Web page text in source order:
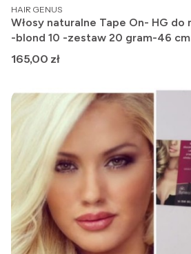
PRODUCENT
HAIR GENUS
Włosy naturalne Tape On- HG do metody kanapkowej
-blond 10 -zestaw 20 gram-46 cm
Cena
165,00 zł